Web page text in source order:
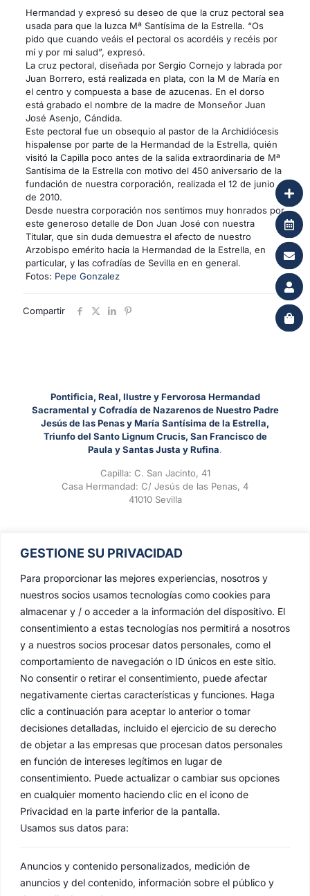
GESTIONE SU PRIVACIDAD
Para proporcionar las mejores experiencias, nosotros y
nuestros socios usamos tecnologías como cookies para
almacenar y / o acceder a la información del dispositivo. El
consentimiento a estas tecnologías nos permitirá a nosotros
y a nuestros socios procesar datos personales, como el
comportamiento de navegación o ID únicos en este sitio.
No consentir o retirar el consentimiento, puede afectar
negativamente ciertas características y funciones. Haga
clic a continuación para aceptar lo anterior o tomar
decisiones detalladas, incluido el ejercicio de su derecho
de objetar a las empresas que procesan datos personales
en función de intereses legítimos en lugar de
consentimiento. Puede actualizar o cambiar sus opciones
en cualquier momento haciendo clic en el icono de
Privacidad en la parte inferior de la pantalla.
Usamos sus datos para:
Anuncios y contenido personalizados, medición de
anuncios y del contenido, información sobre el público y
Hermandad y expresó su deseo de que la cruz pectoral sea
usada para que la luzca Mª Santísima de la Estrella. “Os
pido que cuando veáis el pectoral os acordéis y recéis por
mí y por mi salud”, expresó.
La cruz pectoral, diseñada por Sergio Cornejo y labrada por
Juan Borrero, está realizada en plata, con la M de María en
el centro y compuesta a base de azucenas. En el dorso
está grabado el nombre de la madre de Monseñor Juan
José Asenjo, Cándida.
Este pectoral fue un obsequio al pastor de la Archidiócesis
hispalense por parte de la Hermandad de la Estrella, quién
visitó la Capilla poco antes de la salida extraordinaria de Mª
Santísima de la Estrella con motivo del 450 aniversario de la
fundación de nuestra corporación, realizada el 12 de junio
de 2010.
Desde nuestra corporación nos sentimos muy honrados por
este generoso detalle de Don Juan José con nuestra
Titular, que sin duda demuestra el afecto de nuestro
Arzobispo emérito hacia la Hermandad de la Estrella, en
particular, y las cofradías de Sevilla en en general.
Fotos: Pepe Gonzalez
Compartir
Pontificia, Real, Ilustre y Fervorosa Hermandad
Sacramental y Cofradía de Nazarenos de Nuestro Padre
Jesús de las Penas y María Santísima de la Estrella,
Triunfo del Santo Lignum Crucis, San Francisco de
Paula y Santas Justa y Rufina.
Capilla: C. San Jacinto, 41
Casa Hermandad: C/ Jesús de las Penas, 4
41010 Sevilla